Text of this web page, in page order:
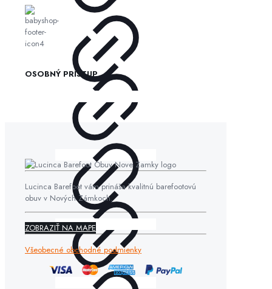
OSOBNÝ PRÍSTUP
Lucinca Barefoot vám prináša kvalitnú barefootovú
obuv v Nových Zámkoch.
ZOBRAZIŤ NA MAPE
Všeobecné obchodné podmienky